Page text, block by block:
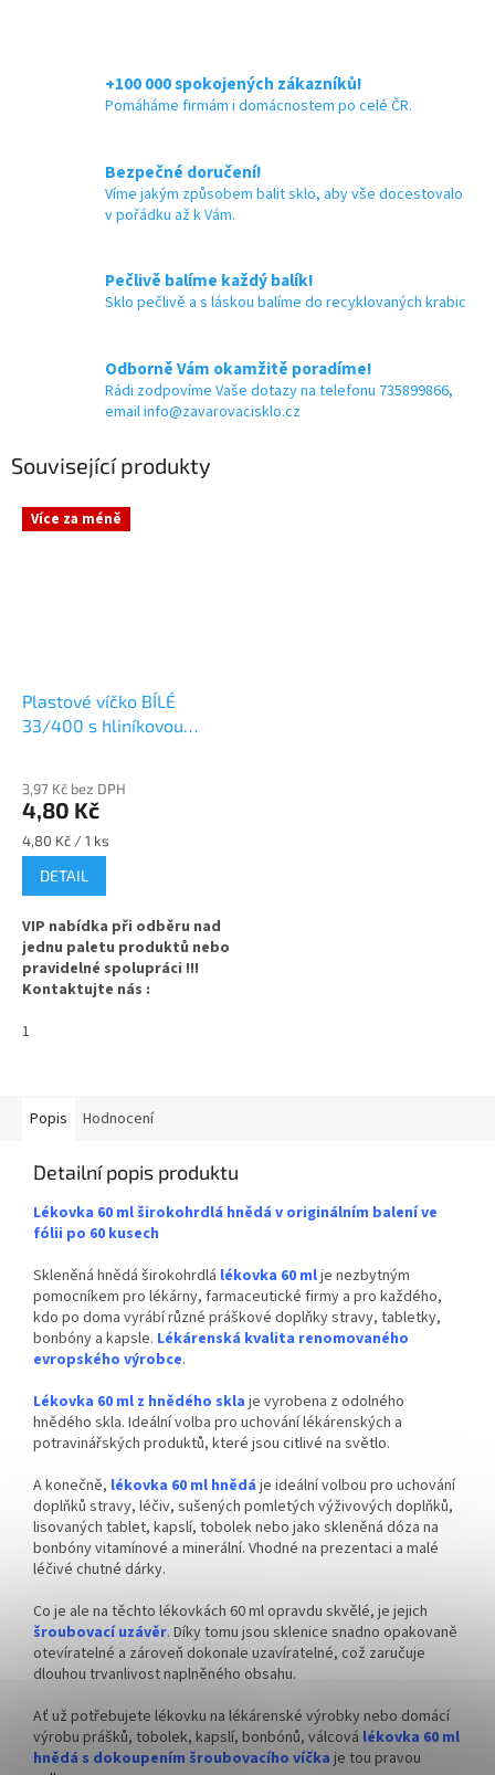
+100 000 spokojených zákazníků!
Pomáháme firmám i domácnostem po celé ČR.
Bezpečné doručení!
Víme jakým způsobem balit sklo, aby vše docestovalo
v pořádku až k Vám.
Pečlivě balíme každý balík!
Sklo pečlivě a s láskou balíme do recyklovaných krabic
Odborně Vám okamžitě poradíme!
Rádi zodpovíme Vaše dotazy na telefonu 735899866,
email info@zavarovacisklo.cz
Související produkty
Více za méně
Plastové víčko BÍLÉ
33/400 s hliníkovou
3,97 Kč bez DPH
4,80 Kč
Měrná
cena:
4,80 Kč / 1 ks
DETAIL
VIP nabídka při odběru nad
jednu paletu produktů nebo
pravidelné spolupráci !!!
Kontaktujte nás :
✅
33 mm
indukční víčkování
✅ Objednávejte z kategorie
víček na lékovkyZDE
✅ Víčko skladem a ihned k
odeslání!
1
Popis Hodnocení
Detailní popis produktu
Lékovka 60 ml širokohrdlá hnědá v originálním balení ve
fólii po 60 kusech
Skleněná hnědá širokohrdlá lékovka 60 mlje nezbytným
pomocníkem pro lékárny, farmaceutické firmy a pro každého,
kdo po doma vyrábí různé práškové doplňky stravy, tabletky,
bonbóny a kapsle. Lékárenská kvalita renomovaného
evropského výrobce.
Lékovka 60 ml z hnědého skla je vyrobena z odolného
hnědého skla. Ideální volba pro uchování lékárenských a
potravinářských produktů, které jsou citlivé na světlo.
A konečně, lékovka 60 ml hnědá je ideální volbou pro uchování
doplňků stravy, léčiv, sušených pomletých výživových doplňků,
lisovaných tablet, kapslí, tobolek nebo jako skleněná dóza na
bonbóny vitamínové a minerální. Vhodné na prezentaci a malé
léčivé chutné dárky.
Co je ale na těchto lékovkách 60 ml opravdu skvělé, je jejich
šroubovací uzávěr. Díky tomu jsou sklenice snadno opakovaně
otevíratelné a zároveň dokonale uzavíratelné, což zaručuje
dlouhou trvanlivost naplněného obsahu.
Ať už potřebujete lékovku na lékárenské výrobky nebo domácí
výrobu prášků, tobolek, kapslí, bonbónů, válcová lékovka 60 ml
hnědá s dokoupením šroubovacího víčka je tou pravou